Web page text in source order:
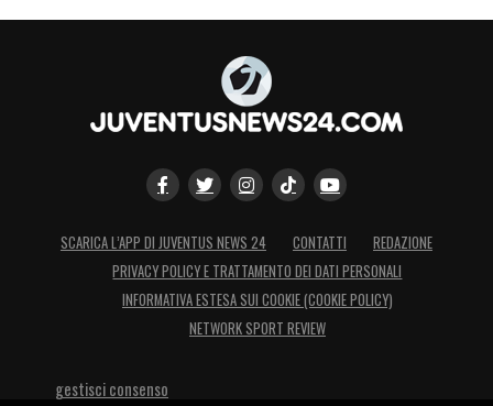
SCARICA L’APP DI JUVENTUS NEWS 24 CONTATTI
REDAZIONE
PRIVACY POLICY E TRATTAMENTO DEI DATI PERSONALI
INFORMATIVA ESTESA SUI COOKIE (COOKIE POLICY)
NETWORK SPORT REVIEW
gestisci consenso